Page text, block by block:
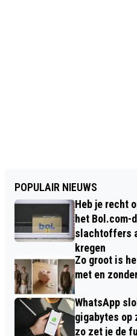
POPULAIR NIEUWS
Heb je recht
het Bol.com-
slachtoffers
kregen
Zo groot is
met en
WhatsApp
gigabytes op
zo zet je de